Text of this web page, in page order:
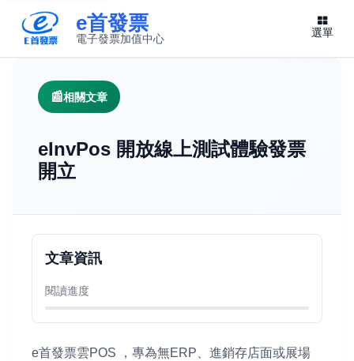
e首發票
電子發票加值中心 選單
相關文章
eInvPos 開放線上測試體驗發票
開立
e首發票雲POS ，專為無ERP、進銷存店面或展場
文章資訊
閱讀進度